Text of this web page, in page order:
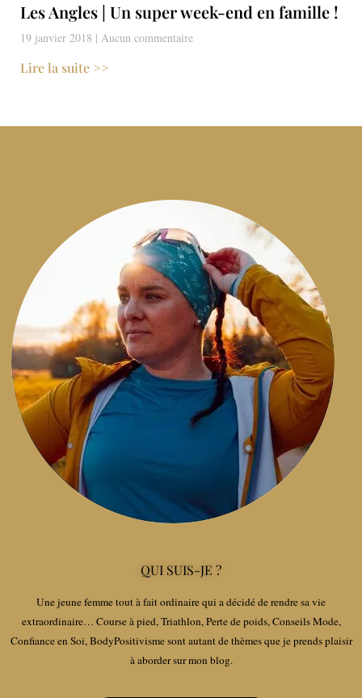
Les Angles | Un super week-end en famille !
19 janvier 2018 Aucun commentaire
Lire la suite >>
QUI SUIS-JE ?
Une jeune femme tout à fait ordinaire qui a décidé de rendre sa vie
extraordinaire… Course à pied, Triathlon, Perte de poids, Conseils Mode,
Confiance en Soi, BodyPositivisme sont autant de thèmes que je prends plaisir
à aborder sur mon blog.